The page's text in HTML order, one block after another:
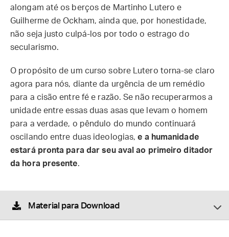
alongam até os berços de Martinho Lutero e
Guilherme de Ockham, ainda que, por honestidade,
não seja justo culpá-los por todo o estrago do
secularismo.
O propósito de um curso sobre Lutero torna-se claro
agora para nós, diante da urgência de um remédio
para a cisão entre fé e razão. Se não recuperarmos a
unidade entre essas duas asas que levam o homem
para a verdade, o pêndulo do mundo continuará
oscilando entre duas ideologias,e a humanidade
estará pronta para dar seu aval ao primeiro ditador
da hora presente.
Material para Download